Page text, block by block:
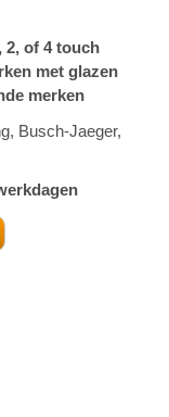
2, of 4 touch
met glazen
merken
Busch-Jaeger,